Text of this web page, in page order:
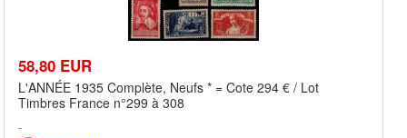
58,80 EUR
L'ANNÉE 1935 Complète, Neufs * = Cote 294 € / Lot
Timbres France n°299 à 308